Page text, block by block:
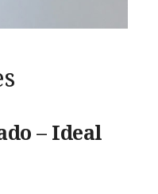
– Ideal